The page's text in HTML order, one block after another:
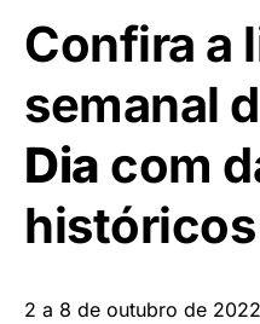
Confira a
semanal
Dia com
2 a 8 de outubro de 2022